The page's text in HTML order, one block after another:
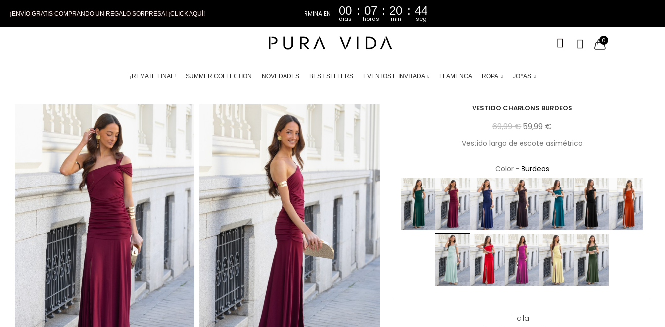
¡ENVÍO GRATIS COMPRANDO UN REGALO SORPRESA! ¡CLICK AQUÍ! 00
dias
07
horas
20
min
42
seg
0
¡REMATE FINAL! SUMMER COLLECTION NOVEDADES BEST SELLERS EVENTOS E INVITADA FLAMENCA ROPA JOYAS
VESTIDO CHARLONS BURDEOS
69,99 € 59,99 €
Vestido largo de escote asimétrico
Color - Burdeos
Talla